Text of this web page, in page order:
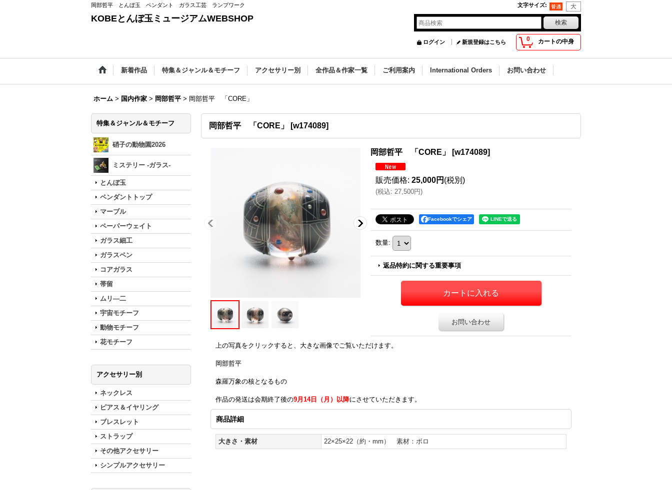
岡部哲平 とんぼ玉 ペンダント ガラス工芸 ランプワーク 文字サイズ:
KOBEとんぼ玉ミュージアムWEBSHOP
0 カートの中身
ログイン 新規登録はこちら
新着作品 特集＆ジャンル＆モチーフ アクセサリー別 全作品＆作家一覧 ご利用案内 International Orders お問い合わせ
ホーム > 国内作家 > 岡部哲平 > 岡部哲平 「CORE」
特集＆ジャンル＆モチーフ
硝子の動物園2026
ミステリー -ガラス-
とんぼ玉
ペンダントトップ
マーブル
ペーパーウェイト
ガラス細工
ガラスペン
コアガラス
帯留
ムリ―二
宇宙モチーフ
動物モチーフ
花モチーフ
アクセサリー別
ネックレス
ピアス＆イヤリング
ブレスレット
ストラップ
その他アクセサリー
シンプルアクセサリー
岡部哲平 「CORE」 [w174089]
岡部哲平 「CORE」 [w174089]
販売価格: 25,000円 (税別)
(税込: 27,500円)
Facebookでシェア
数量:
返品特約に関する重要事項
お問い合わせ
上の写真をクリックすると、大きな画像でご覧いただけます。
岡部哲平
森羅万象の核となるもの
作品の発送は会期終了後の9月14日（月）以降にさせていただきます。
商品詳細
大きさ・素材 22×25×22（約・mm） 素材：ボロ